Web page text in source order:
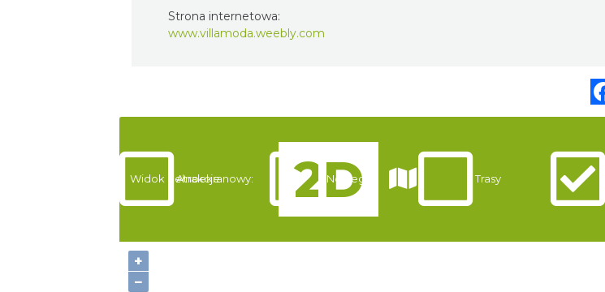
Strona internetowa:
www.villamoda.weebly.com
+
−
Widok pełnoekranowy:
Atrakcje Noclegi Trasy